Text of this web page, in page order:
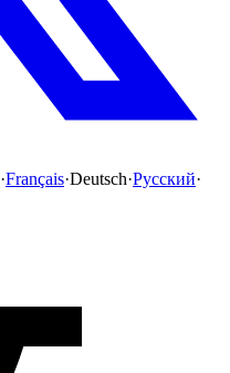
·Français·Deutsch·Русский·